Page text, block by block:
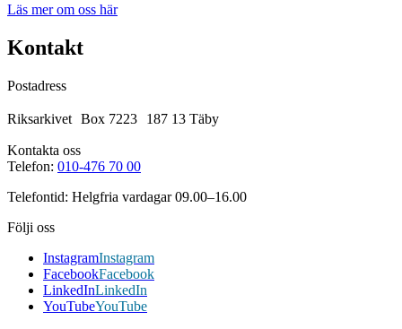
Läs mer om oss här
Kontakt
Postadress
Riksarkivet Box 7223 187 13 Täby
Kontakta oss
Telefon: 010-476 70 00
Telefontid: Helgfria vardagar 09.00–16.00
Följi oss
InstagramInstagram
FacebookFacebook
LinkedInLinkedIn
YouTubeYouTube